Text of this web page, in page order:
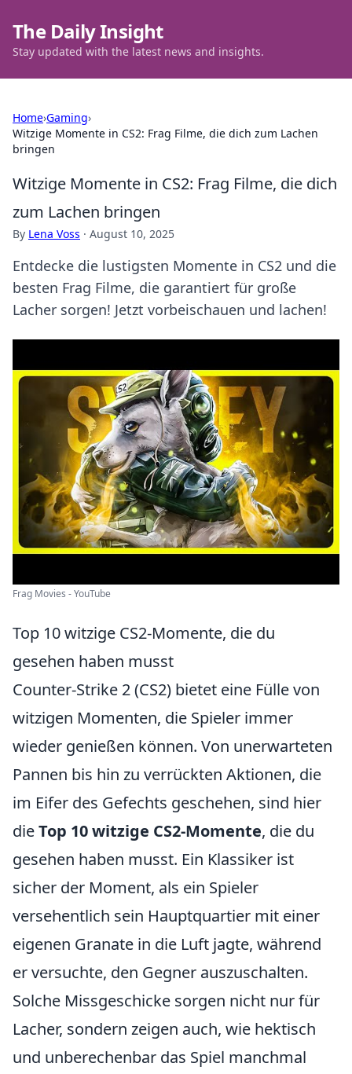
The Daily Insight
Stay updated with the latest news and insights.
Home›Gaming›
Witzige Momente in CS2: Frag Filme, die dich zum Lachen
bringen
Witzige Momente in CS2: Frag Filme, die dich
zum Lachen bringen
By Lena Voss · August 10, 2025
Entdecke die lustigsten Momente in CS2 und die
besten Frag Filme, die garantiert für große
Lacher sorgen! Jetzt vorbeischauen und lachen!
Frag Movies - YouTube
Top 10 witzige CS2-Momente, die du
gesehen haben musst
Counter-Strike 2 (CS2) bietet eine Fülle von
witzigen Momenten, die Spieler immer
wieder genießen können. Von unerwarteten
Pannen bis hin zu verrückten Aktionen, die
im Eifer des Gefechts geschehen, sind hier
dieTop 10 witzige CS2-Momente, die du
gesehen haben musst. Ein Klassiker ist
sicher der Moment, als ein Spieler
versehentlich sein Hauptquartier mit einer
eigenen Granate in die Luft jagte, während
er versuchte, den Gegner auszuschalten.
Solche Missgeschicke sorgen nicht nur für
Lacher, sondern zeigen auch, wie hektisch
und unberechenbar das Spiel manchmal